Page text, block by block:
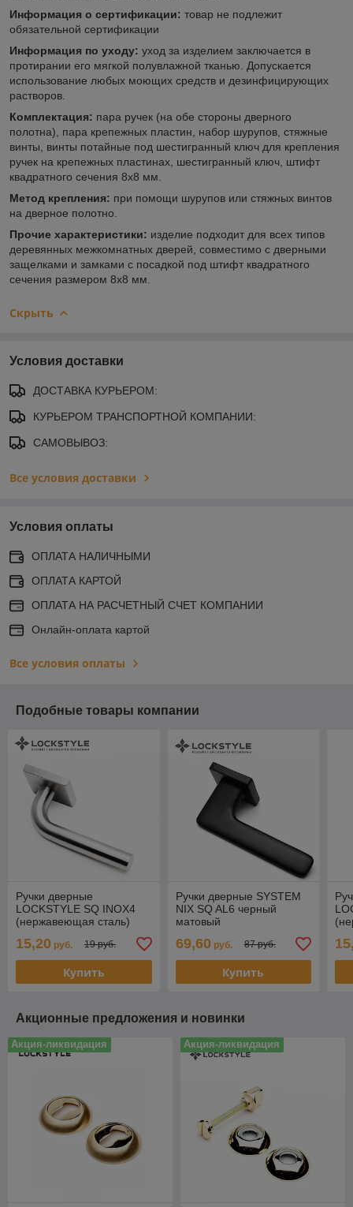
Информация о сертификации: товар не подлежит
обязательной сертификации
Информация по уходу: уход за изделием заключается в
протирании его мягкой полувлажной тканью. Допускается
использование любых моющих средств и дезинфицирующих
растворов.
Комплектация: пара ручек (на обе стороны дверного
полотна), пара крепежных пластин, набор шурупов, стяжные
винты, винты потайные под шестигранный ключ для крепления
ручек на крепежных пластинах, шестигранный ключ, штифт
квадратного сечения 8х8 мм.
Метод крепления: при помощи шурупов или стяжных винтов
на дверное полотно.
Прочие характеристики: изделие подходит для всех типов
деревянных межкомнатных дверей, совместимо с дверными
защелками и замками с посадкой под штифт квадратного
сечения размером 8х8 мм.
Скрыть
Условия доставки
ДОСТАВКА КУРЬЕРОМ:
КУРЬЕРОМ ТРАНСПОРТНОЙ КОМПАНИИ:
САМОВЫВОЗ:
Все условия доставки
Условия оплаты
ОПЛАТА НАЛИЧНЫМИ
ОПЛАТА КАРТОЙ
ОПЛАТА НА РАСЧЕТНЫЙ СЧЕТ КОМПАНИИ
Онлайн-оплата картой
Все условия оплаты
Подобные товары компании
Ручки дверные
LOCKSTYLE SQ INOX4
(нержавеющая сталь)
15,20 руб. 19 руб.
Купить
Ручки дверные SYSTEM
NIX SQ AL6 черный
матовый
69,60руб. 87 руб.
Купить
Акционные предложения и новинки
Акция-ликвидация Акция-ликвидация